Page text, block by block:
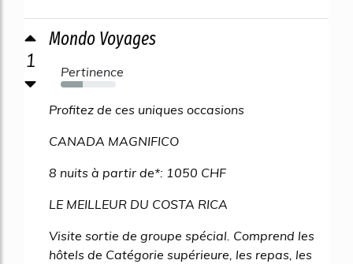
1
Mondo Voyages
Pertinence
40%
Profitez de ces uniques occasions
CANADA MAGNIFICO
8 nuits à partir de*: 1050 CHF
LE MEILLEUR DU COSTA RICA
Visite sortie de groupe spécial. Comprend les
hôtels de Catégorie supérieure, les repas, les